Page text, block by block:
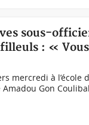
sous-
: «
mercredi à l’école
Amadou Gon